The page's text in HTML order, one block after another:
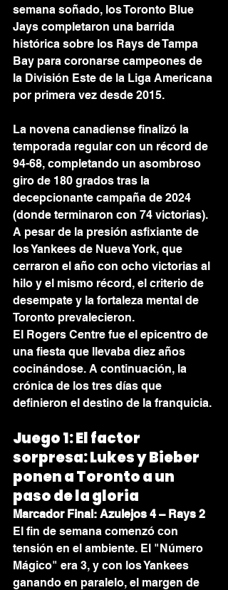
semana soñado, los Toronto Blue
Jays completaron una barrida
histórica sobre los Rays de Tampa
Bay para coronarse campeones de
la División Este de la Liga Americana
por primera vez desde 2015.
La novena canadiense finalizó la
temporada regular con un récord de
94-68, completando un asombroso
giro de 180 grados tras la
decepcionante campaña de 2024
(donde terminaron con 74 victorias).
A pesar de la presión asfixiante de
los Yankees de Nueva York, que
cerraron el año con ocho victorias al
hilo y el mismo récord, el criterio de
desempate y la fortaleza mental de
Toronto prevalecieron.
El Rogers Centre fue el epicentro de
una fiesta que llevaba diez años
cocinándose. A continuación, la
crónica de los tres días que
definieron el destino de la franquicia.
Juego 1: El factor
sorpresa: Lukes y Bieber
ponen a Toronto a un
paso de la gloria
Marcador Final: Azulejos 4 – Rays 2
El fin de semana comenzó con
tensión en el ambiente. El "Número
Mágico" era 3, y con los Yankees
ganando en paralelo, el margen de